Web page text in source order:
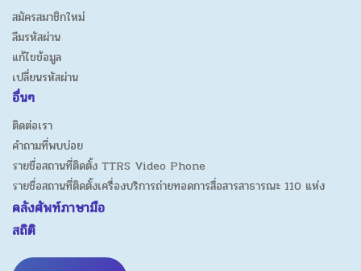
สมัครสมาชิกใหม่
ลืมรหัสผ่าน
แก้ไขข้อมูล
เปลี่ยนรหัสผ่าน
อื่นๆ
ติดต่อเรา
คำถามที่พบบ่อย
รายชื่อสถานที่ติดตั้ง TTRS Video Phone
รายชื่อสถานที่ติดตั้งเครื่องบริการถ่ายทอดการสื่อสารสาธารณะ 110 แห่ง
คลังศัพท์ภาษามือ
สถิติ